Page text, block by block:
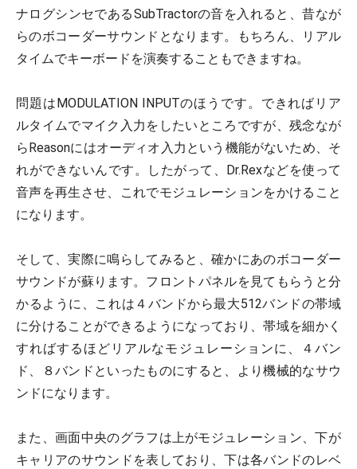
ナログシンセであるSubTractorの音を入れると、昔なが
らのボコーダーサウンドとなります。もちろん、リアル
タイムでキーボードを演奏することもできますね。
問題はMODULATION INPUTのほうです。できればリア
ルタイムでマイク入力をしたいところですが、残念なが
らReasonにはオーディオ入力という機能がないため、そ
れができないんです。したがって、Dr.Rexなどを使って
音声を再生させ、これでモジュレーションをかけること
になります。
そして、実際に鳴らしてみると、確かにあのボコーダー
サウンドが蘇ります。フロントパネルを見てもらうと分
かるように、これは４バンドから最大512バンドの帯域
に分けることができるようになっており、帯域を細かく
すればするほどリアルなモジュレーションに、４バン
ド、８バンドといったものにすると、より機械的なサウ
ンドになります。
また、画面中央のグラフは上がモジュレーション、下が
キャリアのサウンドを表しており、下は各バンドのレベ